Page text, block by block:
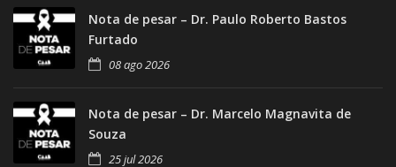
Nota de pesar – Dr. Paulo Roberto Bastos
Furtado
08 ago 2026
Nota de pesar – Dr. Marcelo Magnavita de
Souza
25 jul 2026